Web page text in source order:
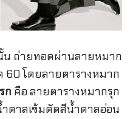
น ถ่ายทอดผ่านลายหมาก
โดยลายตารางหมาก
ก คือ ลายตารางหมากรุก
ตาลเข้มตัดสีน้ำตาลอ่อน